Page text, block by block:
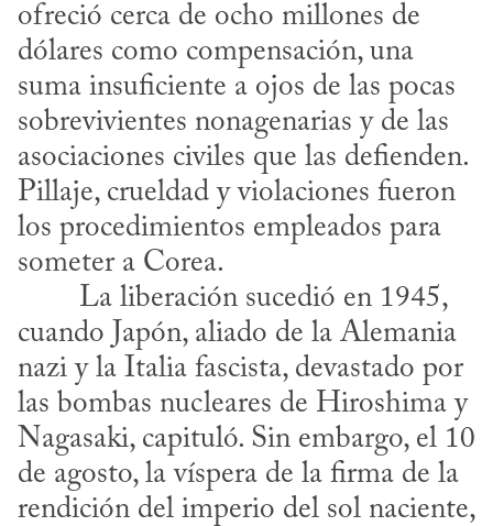
ofreció cerca de ocho millones de
dólares como compensación, una
suma insuficiente a ojos de las pocas
sobrevivientes nonagenarias y de las
asociaciones civiles que las defienden.
Pillaje, crueldad y violaciones fueron
los procedimientos empleados para
someter a Corea.
cuando Japón, aliado de la Alemania
nazi y la Italia fascista, devastado por
las bombas nucleares de Hiroshima y
Nagasaki, capituló. Sin embargo, el 10
de agosto, la víspera de la firma de la
rendición del imperio del sol naciente,